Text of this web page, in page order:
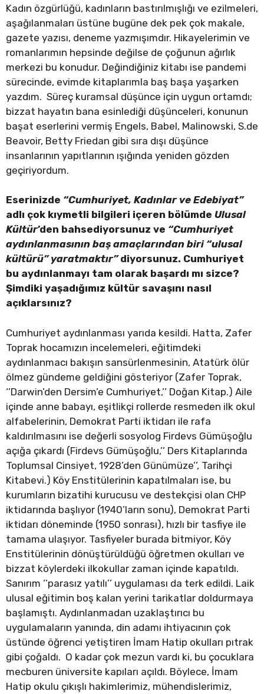
Kadın özgürlüğü, kadınların bastırılmışlığı ve ezilmeleri,
aşağılanmaları üstüne bugüne dek pek çok makale,
gazete yazısı, deneme yazmışımdır. Hikayelerimin ve
romanlarımın hepsinde değilse de çoğunun ağırlık
merkezi bu konudur. Değindiğiniz kitabı ise pandemi
sürecinde, evimde kitaplarımla baş başa yaşarken
yazdım. Süreç kuramsal düşünce için uygun ortamdı;
bizzat hayatın bana esinlediği düşünceleri, konunun
başat eserlerini vermiş Engels, Babel, Malinowski, S.de
Beavoir, Betty Friedan gibi sıra dışı düşünce
insanlarının yapıtlarının ışığında yeniden gözden
geçiriyordum.
Eserinizde “Cumhuriyet, Kadınlar ve Edebiyat”
adlı çok kıymetli bilgileri içeren bölümde Ulusal
Kültür’den bahsediyorsunuz ve “Cumhuriyet
aydınlanmasının baş amaçlarından biri “ulusal
kültürü” yaratmaktır”diyorsunuz. Cumhuriyet
bu aydınlanmayı tam olarak başardı mı sizce?
Şimdiki yaşadığımız kültür savaşını nasıl
açıklarsınız?
Cumhuriyet aydınlanması yarıda kesildi. Hatta, Zafer
Toprak hocamızın incelemeleri, eğitimdeki
aydınlanmacı bakışın sansürlenmesinin, Atatürk ölür
ölmez gündeme geldiğini gösteriyor (Zafer Toprak,
‘’Darwin’den Dersim’e Cumhuriyet,’’ Doğan Kitap.) Aile
içinde anne babayı, eşitlikçi rollerde resmeden ilk okul
alfabelerinin, Demokrat Parti iktidarı ile rafa
kaldırılmasını ise değerli sosyolog Firdevs Gümüşoğlu
açığa çıkardı (Firdevs Gümüşoğlu,’’ Ders Kitaplarında
Toplumsal Cinsiyet, 1928’den Günümüze’’, Tarihçi
Kitabevi.) Köy Enstitülerinin kapatılmaları ise, bu
kurumların bizatihi kurucusu ve destekçisi olan CHP
iktidarında başlıyor (1940’ların sonu), Demokrat Parti
iktidarı döneminde (1950 sonrası), hızlı bir tasfiye ile
tamama ulaşıyor. Tasfiyeler burada bitmiyor, Köy
Enstitülerinin dönüştürüldüğü öğretmen okulları ve
bizzat köylerdeki ilkokullar zaman içinde kapatıldı.
Sanırım ‘’parasız yatılı’’ uygulaması da terk edildi. Laik
ulusal eğitimin boş kalan yerini tarikatlar doldurmaya
başlamıştı. Aydınlanmadan uzaklaştırıcı bu
uygulamaların yanında, din adamı ihtiyacının çok
üstünde öğrenci yetiştiren İmam Hatip okulları pıtrak
gibi çoğaldı. O kadar çok mezun vardı ki, bu çocuklara
mecburen üniversite kapıları açıldı. Böylece, İmam
Hatip okulu çıkışlı hakimlerimiz, mühendislerimiz,